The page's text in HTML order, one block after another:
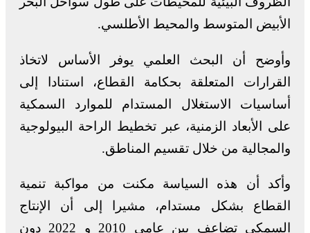
الأبيض المتوسط والمحيط الأطلسي.
وأوضح أن البحث العلمي يوفر الأساس لاتخاذ
القرارات المتعلقة بحكامة القطاع، استنادا إلى
أساسيات الاستغلال المستدام للموارد السمكية
على الأبعاد الزمنية، عبر تخطيط الراحة البيولوجية
والمجالية من خلال تقسيم المناطق.
وأكد أن هذه السياسة مكنت من مواكبة تنمية
القطاع بشكل مستدام، مشيرا إلى أن الإنتاج
السمكي تضاعف بين عامي 2010 و 2022 دون